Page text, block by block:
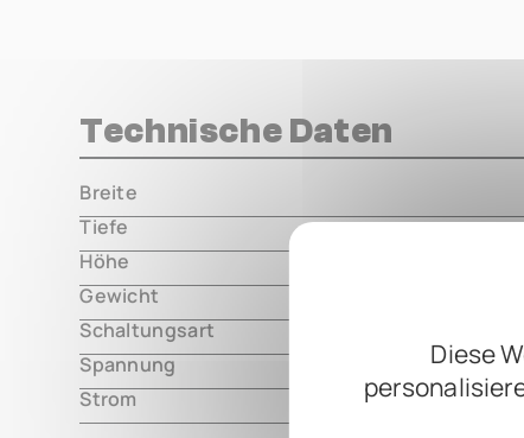
Diese
Technische Daten
Breite
Tiefe
000.00
Höhe
Gewicht
Schaltungsart
Spannung
9V DC,
Strom
33mA